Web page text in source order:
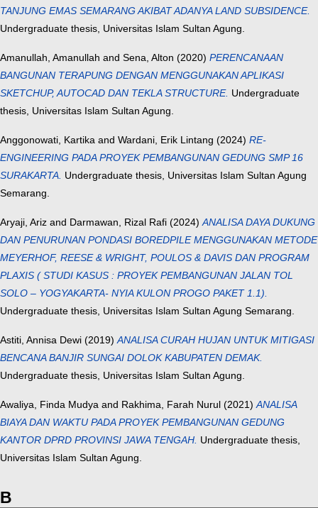
TANJUNG EMAS SEMARANG AKIBAT ADANYA LAND SUBSIDENCE.
Undergraduate thesis, Universitas Islam Sultan Agung.
Amanullah, Amanullah and Sena, Alton (2020) PERENCANAAN
BANGUNAN TERAPUNG DENGAN MENGGUNAKAN APLIKASI
SKETCHUP, AUTOCAD DAN TEKLA STRUCTURE. Undergraduate
thesis, Universitas Islam Sultan Agung.
Anggonowati, Kartika and Wardani, Erik Lintang (2024) RE-
ENGINEERING PADA PROYEK PEMBANGUNAN GEDUNG SMP 16
SURAKARTA. Undergraduate thesis, Universitas Islam Sultan Agung
Semarang.
Aryaji, Ariz and Darmawan, Rizal Rafi (2024)ANALISA DAYA DUKUNG
DAN PENURUNAN PONDASI BOREDPILE MENGGUNAKAN METODE
MEYERHOF, REESE & WRIGHT, POULOS & DAVIS DAN PROGRAM
PLAXIS ( STUDI KASUS : PROYEK PEMBANGUNAN JALAN TOL
SOLO – YOGYAKARTA- NYIA KULON PROGO PAKET 1.1).
Undergraduate thesis, Universitas Islam Sultan Agung Semarang.
Astiti, Annisa Dewi (2019)ANALISA CURAH HUJAN UNTUK MITIGASI
BENCANA BANJIR SUNGAI DOLOK KABUPATEN DEMAK.
Undergraduate thesis, Universitas Islam Sultan Agung.
Awaliya, Finda Mudya and Rakhima, Farah Nurul (2021)ANALISA
BIAYA DAN WAKTU PADA PROYEK PEMBANGUNAN GEDUNG
KANTOR DPRD PROVINSI JAWA TENGAH. Undergraduate thesis,
Universitas Islam Sultan Agung.
B